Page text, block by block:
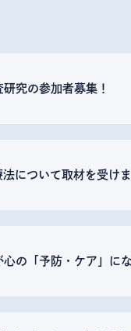
究の参加者募集！
について取材を受けま
の「予防・ケア」に